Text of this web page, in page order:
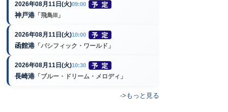
2026年08月11日(火)09:00
神戸港 「飛鳥III」
2026年08月11日(火)10:00
函館港 「パシフィック・ワールド」
2026年08月11日(火)10:30
長崎港 「ブルー・ドリーム・メロディ」
->もっと見る